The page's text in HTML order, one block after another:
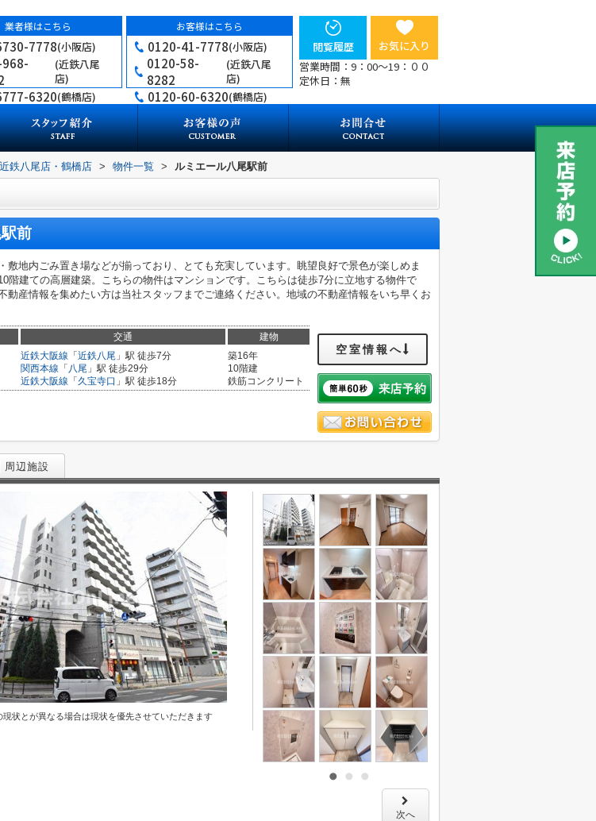
業者様はこちら
7778(小阪店)
(近鉄八尾
店)
6320(鶴橋店)
お客様はこちら
0120-41-7778(小阪店)
0120-58-
8282
(近鉄八尾
店)
0120-60-6320(鶴橋店)
閲覧履歴
お気に入り
営業時間：9：00～19：００
定休日：無
鉄八尾店・鶴橋店 > 物件一覧 > ルミエール八尾駅前
前
敷地内ごみ置き場などが揃っており、とても充実しています。眺望良好で景色が楽しめま
階建ての高層建築。こちらの物件はマンションです。こちらは徒歩7分に立地する物件で
動産情報を集めたい方は当社スタッフまでご連絡ください。地域の不動産情報をいち早くお
交通 建物
近鉄大阪線 「 近鉄八尾 」駅 徒歩7分
関西本線 「 八尾 」駅 徒歩29分
近鉄大阪線 「 久宝寺口 」駅 徒歩18分
築16年
10階建
鉄筋コンクリート
空室情報へ
周辺施設
状とが異なる場合は現状を優先させていただきます
次へ